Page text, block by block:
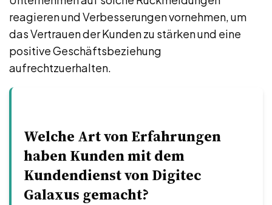
reagieren und Verbesserungen vornehmen, um
das Vertrauen der Kunden zu stärken und eine
positive Geschäftsbeziehung
aufrechtzuerhalten.
Welche Art von Erfahrungen
haben Kunden mit dem
Kundendienst von Digitec
Galaxus gemacht?